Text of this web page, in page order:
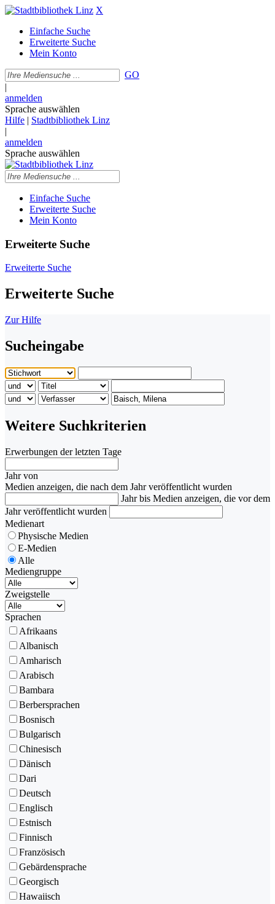
X
Einfache Suche
Erweiterte Suche
Mein Konto
GO
|
anmelden
Sprache auswählen
Hilfe | Stadtbibliothek Linz
|
anmelden
Sprache auswählen
Einfache Suche
Erweiterte Suche
Mein Konto
Erweiterte Suche
Erweiterte Suche
Erweiterte Suche
Zur Hilfe
Sucheingabe
Weitere Suchkriterien
Erwerbungen der letzten Tage
Jahr von
Medien anzeigen, die nach dem Jahr veröffentlicht wurden
Jahr bis Medien anzeigen, die vor dem
Jahr veröffentlicht wurden
Medienart
Physische Medien
E-Medien
Alle
Mediengruppe
Zweigstelle
Sprachen
Afrikaans
Albanisch
Amharisch
Arabisch
Bambara
Berbersprachen
Bosnisch
Bulgarisch
Chinesisch
Dänisch
Dari
Deutsch
Englisch
Estnisch
Finnisch
Französisch
Gebärdensprache
Georgisch
Hawaiisch